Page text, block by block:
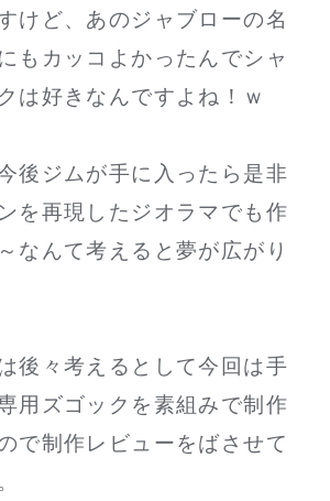
けど、あのジャブローの名
もカッコよかったんでシャ
は好きなんですよね！ｗ
後ジムが手に入ったら是非
を再現したジオラマでも作
なんて考えると夢が広がり
後々考えるとして今回は手
用ズゴックを素組みで制作
で制作レビューをばさせて